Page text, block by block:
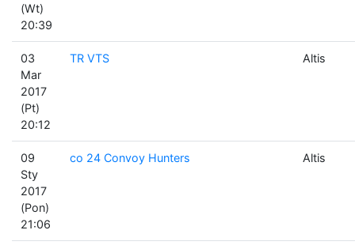
(Wt)
20:39
03
Mar
2017
(Pt)
20:12
TR VTS Altis
09
Sty
2017
(Pon)
21:06
co 24 Convoy Hunters Altis